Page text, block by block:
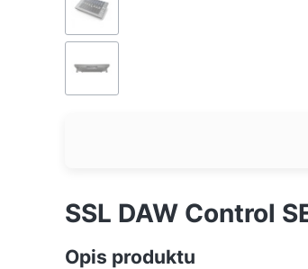
SSL DAW Control
Opis produktu